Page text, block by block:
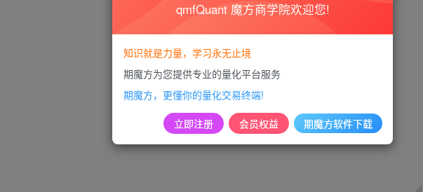
qmfQuant 魔方商学院欢迎您!
知识就是力量，学习永无止境
期魔方为您提供专业的量化平台服务
期魔方，更懂你的量化交易终端!
立即注册 会员权益 期魔方软件下载